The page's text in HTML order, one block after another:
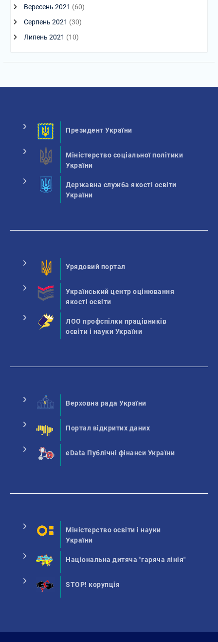
Вересень 2021 (60)
Серпень 2021 (30)
Липень 2021 (10)
Президент України
Міністерство соціальної політики
України
Державна служба якості освіти
України
Урядовий портал
Український центр оцінювання
якості освіти
ЛОО профспілки працівників
освіти і науки України
Верховна рада України
Портал відкритих даних
eData Публічні фінанси України
Міністерство освіти і науки
України
Національна дитяча "гаряча лінія"
STOP! корупція